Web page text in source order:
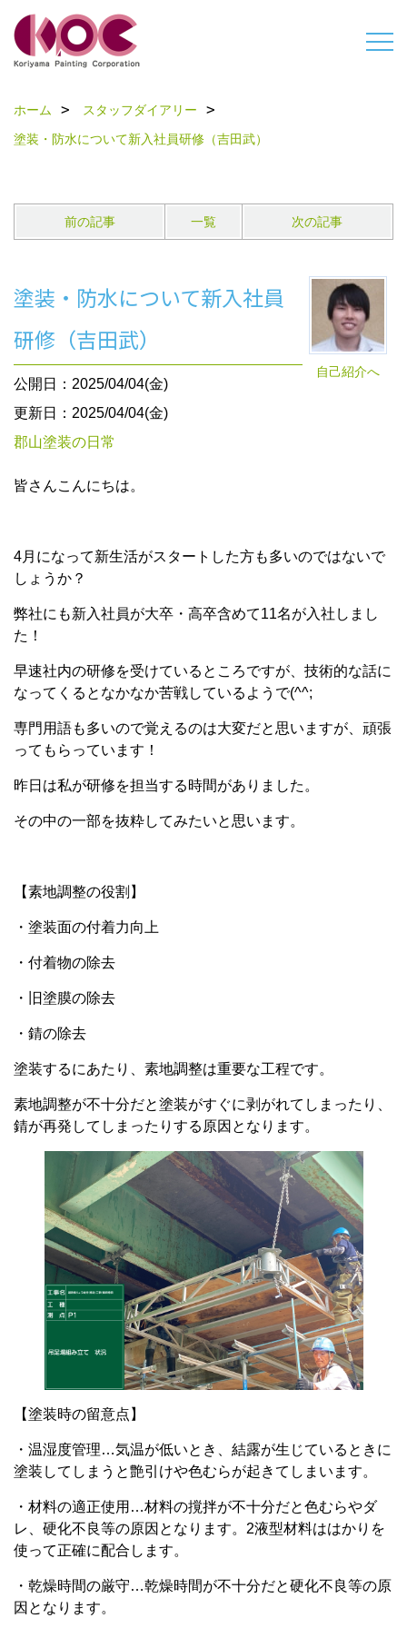
ホーム
スタッフダイアリー
塗装・防水について新入社員研修（吉田武）
前の記事 一覧 次の記事
自己紹介へ
塗装・防水について新入社員
研修（吉田武）
公開日：2025/04/04(金)
更新日：2025/04/04(金)
郡山塗装の日常
皆さんこんにちは。
4月になって新生活がスタートした方も多いのではないで
しょうか？
弊社にも新入社員が大卒・高卒含めて11名が入社しまし
た！
早速社内の研修を受けているところですが、技術的な話に
なってくるとなかなか苦戦しているようで(^^;
専門用語も多いので覚えるのは大変だと思いますが、頑張
ってもらっています！
昨日は私が研修を担当する時間がありました。
その中の一部を抜粋してみたいと思います。
【素地調整の役割】
・塗装面の付着力向上
・付着物の除去
・旧塗膜の除去
・錆の除去
塗装するにあたり、素地調整は重要な工程です。
素地調整が不十分だと塗装がすぐに剥がれてしまったり、
錆が再発してしまったりする原因となります。
【塗装時の留意点】
・温湿度管理…気温が低いとき、結露が生じているときに
塗装してしまうと艶引けや色むらが起きてしまいます。
・材料の適正使用…材料の撹拌が不十分だと色むらやダ
レ、硬化不良等の原因となります。2液型材料ははかりを
使って正確に配合します。
・乾燥時間の厳守…乾燥時間が不十分だと硬化不良等の原
因となります。